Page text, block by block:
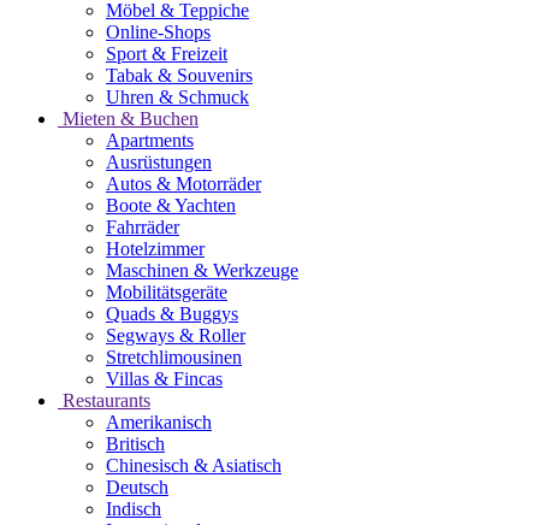
Möbel & Teppiche
Online-Shops
Sport & Freizeit
Tabak & Souvenirs
Uhren & Schmuck
Mieten & Buchen
Apartments
Ausrüstungen
Autos & Motorräder
Boote & Yachten
Fahrräder
Hotelzimmer
Maschinen & Werkzeuge
Mobilitätsgeräte
Quads & Buggys
Segways & Roller
Stretchlimousinen
Villas & Fincas
Restaurants
Amerikanisch
Britisch
Chinesisch & Asiatisch
Deutsch
Indisch